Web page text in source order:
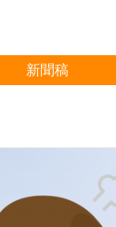
新聞稿